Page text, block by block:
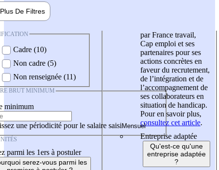
Plus De Filtres
Cadre (10)
Non cadre (5)
Non renseignée (11)
BRUT MINIMUM
minimum
une périodicité pour le salaire saisi
parmi les 1ers à postuler
serez-vous parmi les
par France travail,
Cap emploi et ses
partenaires pour ses
actions concrètes en
faveur du recrutement,
de l’intégration et de
l’accompagnement de
ses collaborateurs en
situation de handicap.
Pour en savoir plus,
consultez cet article.
Entreprise adaptée
Qu'est-ce qu'une
entreprise adaptée
?